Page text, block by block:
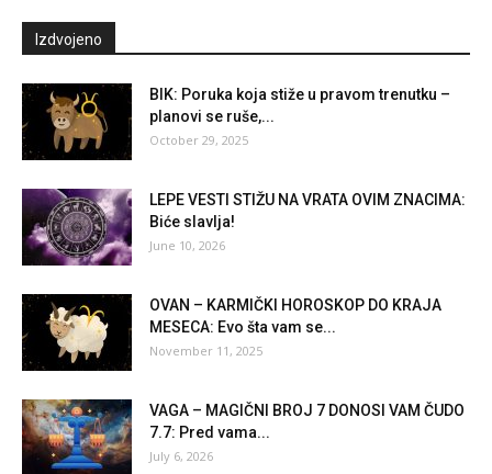
Izdvojeno
BIK: Poruka koja stiže u pravom trenutku –
planovi se ruše,...
October 29, 2025
LEPE VESTI STIŽU NA VRATA OVIM ZNACIMA:
Biće slavlja!
June 10, 2026
OVAN – KARMIČKI HOROSKOP DO KRAJA
MESECA: Evo šta vam se...
November 11, 2025
VAGA – MAGIČNI BROJ 7 DONOSI VAM ČUDO
7.7: Pred vama...
July 6, 2026